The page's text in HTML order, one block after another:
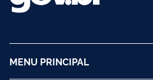
MENU PRINCIPAL